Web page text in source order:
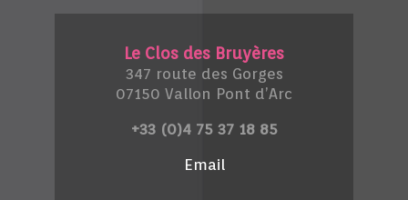
Le Clos des Bruyères
347 route des Gorges
07150 Vallon Pont d’Arc
+33 (0)4 75 37 18 85
Email